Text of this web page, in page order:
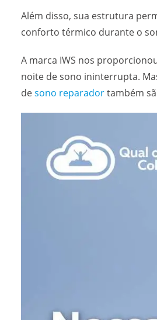
Além disso, sua estrutura
conforto térmico durante o
A marca IWS nos
noite de sono ininterrupta.
desono reparadortambém